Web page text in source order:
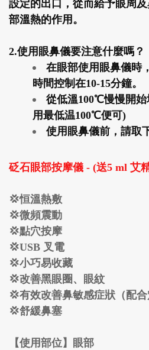
設定的出口，從而給予眼周
部溫熱的作用。
2.使用眼鼻儀要注意什麼嗎？
在眼部使用眼鼻儀時
時間控制在10-15分鐘。
從低溫100℃慢慢開
用最低温100℃便可)
使用眼鼻儀前，請取
砭石眼部按摩儀 - (送5 ml 艾
💢恒溫熱敷
💢微頻震動
💢點穴按摩
💢USB 叉電
💢小巧易收藏
💢改善黑眼圈、眼紋
💢有效改善鼻敏感症狀（配合
💢舒緩鼻塞
【使用部位】眼部